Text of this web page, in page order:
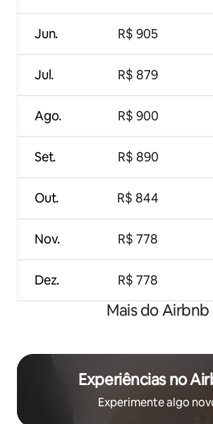
Jun.
Jul.
Ago.
Set.
Out.
Nov.
Dez.
R$ 905
R$ 879
R$ 900
R$ 890
R$ 844
R$ 778
R$ 778
Mais do Airbnb
Experiências no
Experimente algo